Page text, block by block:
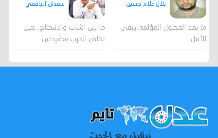
بلال غلام حسين
ما بعد الفصول المؤلمة..يبقى
الأمل
سعدان اليافعي
ما بين الثبات والانبطاح.. حين
تخاض الحرب بعقيدتين